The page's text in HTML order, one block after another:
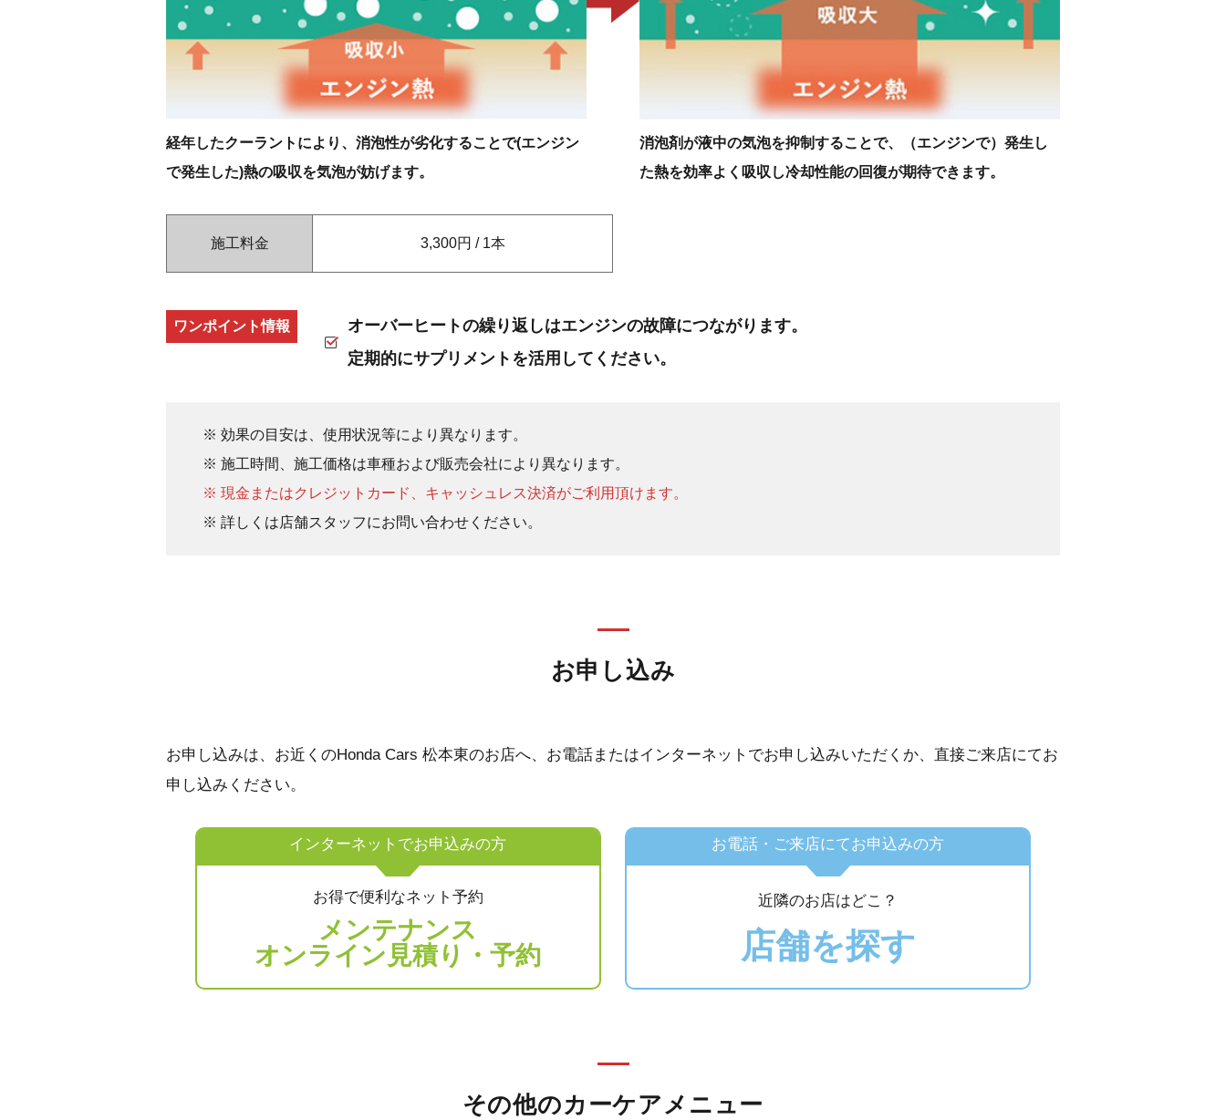
経年したクーラントにより、消泡性が劣化することで(エンジン
で発生した)熱の吸収を気泡が妨げます。
消泡剤が液中の気泡を抑制することで、（エンジンで）発生し
た熱を効率よく吸収し冷却性能の回復が期待できます。
施工料金 3,300円 / 1本
ワンポイント情報
オーバーヒートの繰り返しはエンジンの故障につながります。
定期的にサプリメントを活用してください。
※ 効果の目安は、使用状況等により異なります。
※ 施工時間、施工価格は車種および販売会社により異なります。
※ 現金またはクレジットカード、キャッシュレス決済がご利用頂けます。
※ 詳しくは店舗スタッフにお問い合わせください。
お申し込み
お申し込みは、お近くのHonda Cars 松本東のお店へ、お電話またはインターネットでお申し込みいただくか、直接ご来店にてお
申し込みください。
インターネットでお申込みの方
お得で便利なネット予約
メンテナンス
オンライン見積り・予約
お電話・ご来店にてお申込みの方
近隣のお店はどこ？
店舗を探す
その他のカーケアメニュー